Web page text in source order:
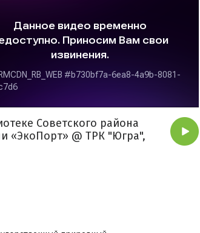
Советского района
«ЭкоПорт» @ ТРК "Югра",